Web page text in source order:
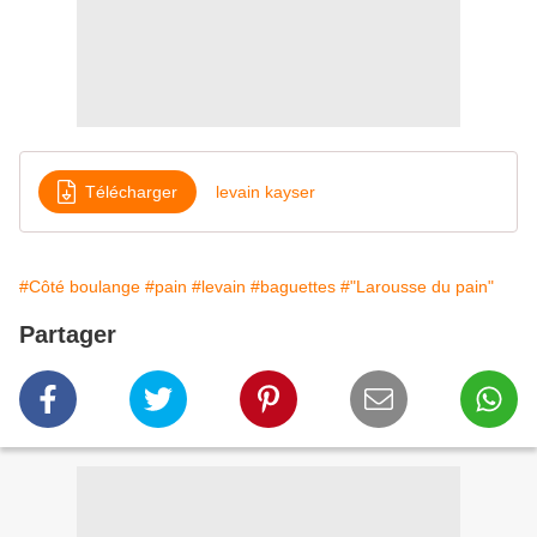
Télécharger levain kayser
#Côté boulange #pain #levain #baguettes #"Larousse du pain"
Partager